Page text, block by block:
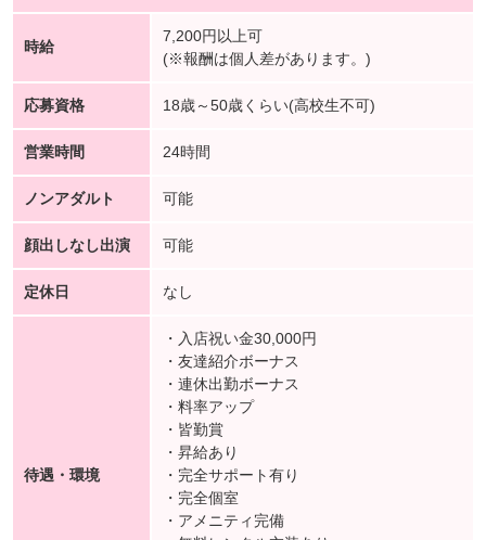
時給
7,200円以上可
(※報酬は個人差があります。)
応募資格 18歳～50歳くらい(高校生不可)
営業時間 24時間
ノンアダルト 可能
顔出しなし出演 可能
定休日 なし
待遇・環境
・入店祝い金30,000円
・友達紹介ボーナス
・連休出勤ボーナス
・料率アップ
・皆勤賞
・昇給あり
・完全サポート有り
・完全個室
・アメニティ完備